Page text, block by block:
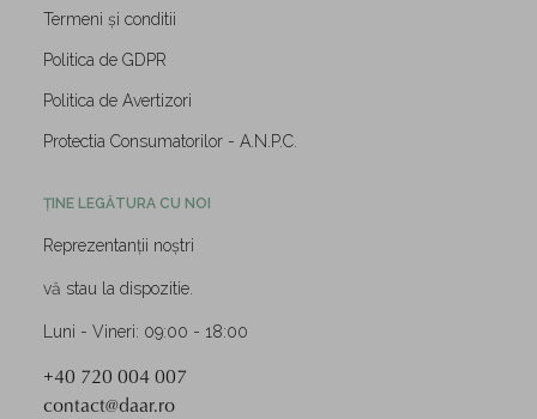
Termeni și conditii
Politica de GDPR
Politica de Avertizori
Protectia Consumatorilor - A.N.P.C.
ȚINE LEGĂTURA CU NOI
Reprezentanții noștri
vă stau la dispozitie.
Luni - Vineri: 09:00 - 18:00
+40 720 004 007
contact@daar.ro